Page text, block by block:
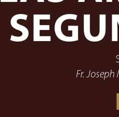
Fr. Joseph